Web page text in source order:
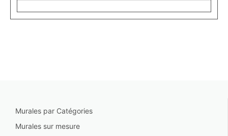
Murales par Catégories
Murales sur mesure